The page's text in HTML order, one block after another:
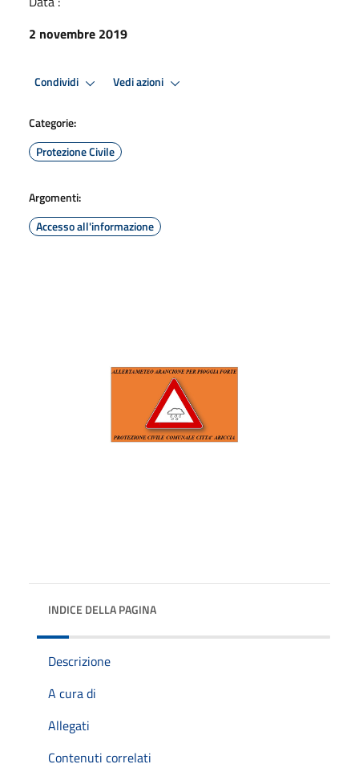
2 novembre 2019
Condividi Vedi azioni
Categorie:
Protezione Civile
Argomenti:
Accesso all'informazione
INDICE DELLA PAGINA
Descrizione
A cura di
Allegati
Contenuti correlati